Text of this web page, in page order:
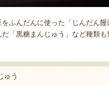
ふんだんに使った「じんだん
「黒糖まんじゅう」など種類
ゅう